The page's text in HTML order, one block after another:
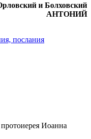
и Болховский
АНТОНИЙ
послания
Иоанна